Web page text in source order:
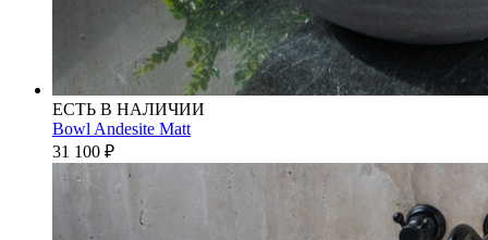
ЕСТЬ В НАЛИЧИИ
Bowl Andesite Matt
31 100 ₽